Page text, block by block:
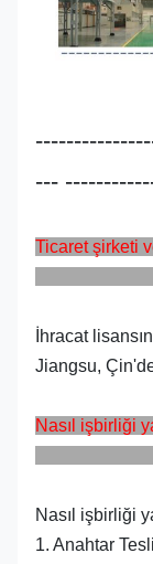
---
Ticaret şirketi
İhracat
Jiangsu,
Nasıl işbirliği
Nasıl işbirliği
1. Anahtar